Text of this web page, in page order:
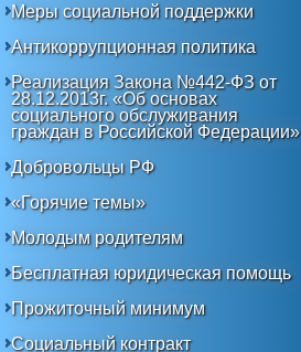
Меры социальной поддержки
Антикоррупционная политика
Реализация Закона №442-ФЗ от
28.12.2013г. «Об основах
социального обслуживания
граждан в Российской Федерации»
Добровольцы РФ
«Горячие темы»
Молодым родителям
Бесплатная юридическая помощь
Прожиточный минимум
Социальный контракт